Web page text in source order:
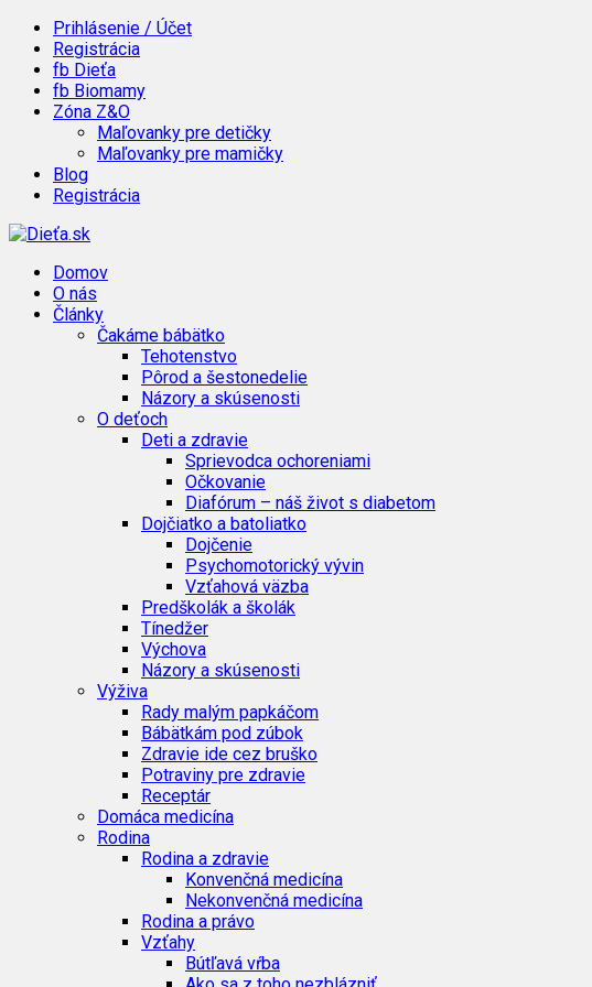
Prihlásenie / Účet
Registrácia
fb Dieťa
fb Biomamy
Zóna Z&O
Maľovanky pre detičky
Maľovanky pre mamičky
Blog
Registrácia
Domov
O nás
Články
Čakáme bábätko
Tehotenstvo
Pôrod a šestonedelie
Názory a skúsenosti
O deťoch
Deti a zdravie
Sprievodca ochoreniami
Očkovanie
Diafórum – náš život s diabetom
Dojčiatko a batoliatko
Dojčenie
Psychomotorický vývin
Vzťahová väzba
Predškolák a školák
Tínedžer
Výchova
Názory a skúsenosti
Výživa
Rady malým papkáčom
Bábätkám pod zúbok
Zdravie ide cez bruško
Potraviny pre zdravie
Receptár
Domáca medicína
Rodina
Rodina a zdravie
Konvenčná medicína
Nekonvenčná medicína
Rodina a právo
Vzťahy
Bútľavá vŕba